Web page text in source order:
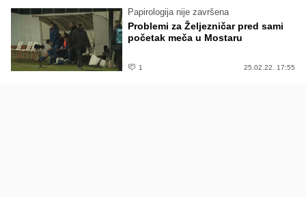
Papirologija nije završena
Problemi za Željezničar pred sami
početak meča u Mostaru
1 25.02.22. 17:55